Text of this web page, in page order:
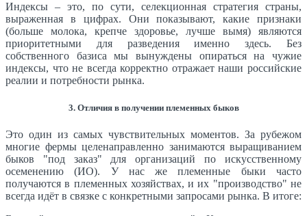
Индексы – это, по сути, селекционная стратегия страны,
выраженная в цифрах. Они показывают, какие признаки
(больше молока, крепче здоровье, лучше вымя) являются
приоритетными для разведения именно здесь. Без
собственного базиса мы вынуждены опираться на чужие
индексы, что не всегда корректно отражает наши российские
реалии и потребности рынка.
3. Отличия в получении племенных быков
Это один из самых чувствительных моментов. За рубежом
многие фермы целенаправленно занимаются выращиванием
быков "под заказ" для организаций по искусственному
осеменению (ИО). У нас же племенные быки часто
получаются в племенных хозяйствах, и их "производство" не
всегда идёт в связке с конкретными запросами рынка. В итоге: